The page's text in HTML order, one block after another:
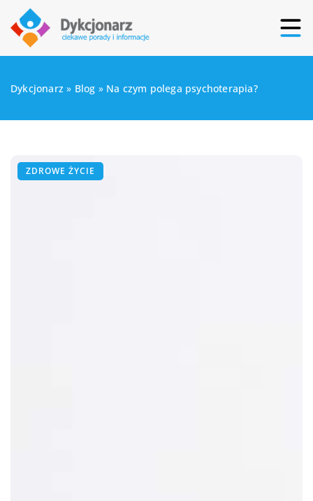
Dykcjonarz » Blog » Na czym polega psychoterapia?
ZDROWE ŻYCIE